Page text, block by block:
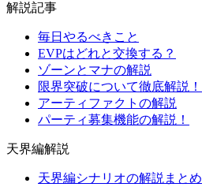
解説記事
毎日やるべきこと
EVPはどれと交換する？
ゾーンとマナの解説
限界突破について徹底解説！
アーティファクトの解説
パーティ募集機能の解説！
天界編解説
天界編シナリオの解説まとめ